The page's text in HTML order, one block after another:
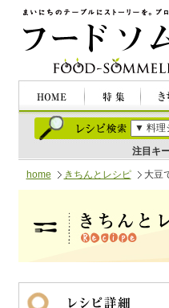
注目キ
home きちんとレシピ 大豆